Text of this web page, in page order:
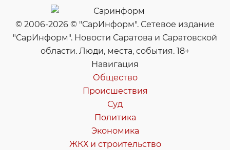
© 2006-2026 © "СарИнформ". Сетевое издание
"СарИнформ". Новости Саратова и Саратовской
области. Люди, места, события. 18+
Навигация
Общество
Происшествия
Суд
Политика
Экономика
ЖКХ и строительство